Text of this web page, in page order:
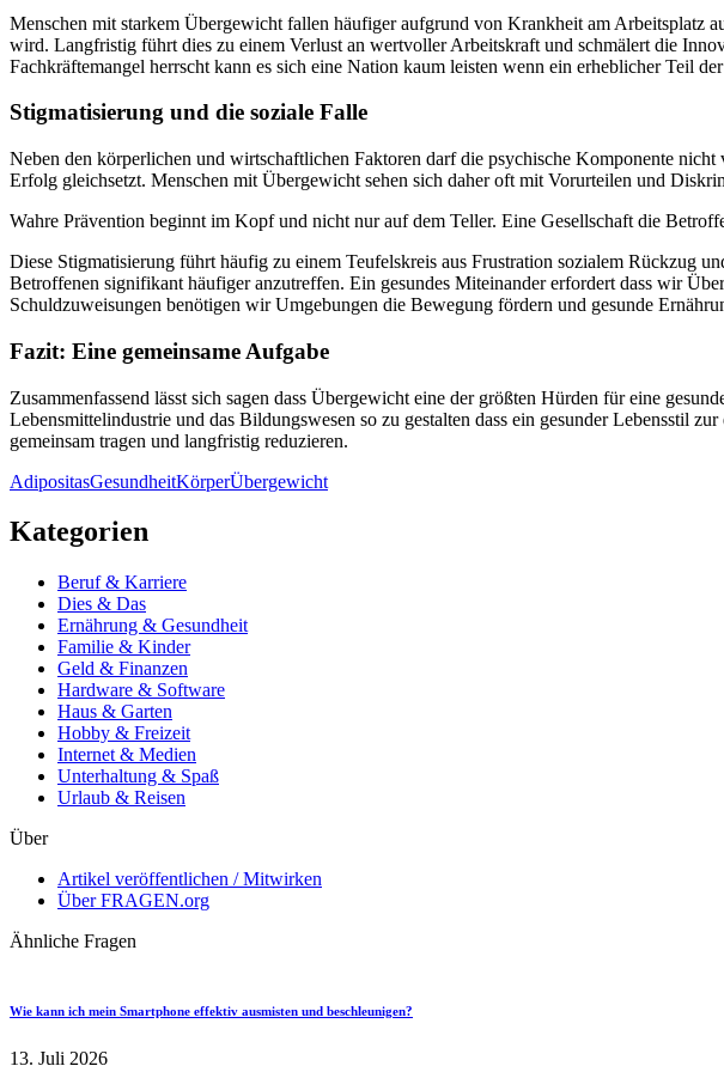
Menschen mit starkem Übergewicht fallen häufiger aufgrund von Krankheit am Arbeitsplatz
wird. Langfristig führt dies zu einem Verlust an wertvoller Arbeitskraft und schmälert die
Fachkräftemangel herrscht kann es sich eine Nation kaum leisten wenn ein erheblicher Teil
Stigmatisierung und die soziale Falle
Neben den körperlichen und wirtschaftlichen Faktoren darf die psychische Komponente
Erfolg gleichsetzt. Menschen mit Übergewicht sehen sich daher oft mit Vorurteilen und
Wahre Prävention beginnt im Kopf und nicht nur auf dem Teller. Eine Gesellschaft die
Diese Stigmatisierung führt häufig zu einem Teufelskreis aus Frustration sozialem Rückzug
Betroffenen signifikant häufiger anzutreffen. Ein gesundes Miteinander erfordert dass wir
Schuldzuweisungen benötigen wir Umgebungen die Bewegung fördern und gesunde
Fazit: Eine gemeinsame Aufgabe
Zusammenfassend lässt sich sagen dass Übergewicht eine der größten Hürden für eine
Lebensmittelindustrie und das Bildungswesen so zu gestalten dass ein gesunder Lebensstil
gemeinsam tragen und langfristig reduzieren.
Tags:
AdipositasGesundheitKörperÜbergewicht
Kategorien
Beruf & Karriere
Dies & Das
Ernährung & Gesundheit
Familie & Kinder
Geld & Finanzen
Hardware & Software
Haus & Garten
Hobby & Freizeit
Internet & Medien
Unterhaltung & Spaß
Urlaub & Reisen
Über
Artikel veröffentlichen / Mitwirken
Über FRAGEN.org
Ähnliche Fragen
Wie kann ich mein Smartphone effektiv ausmisten und beschleunigen?
13. Juli 2026